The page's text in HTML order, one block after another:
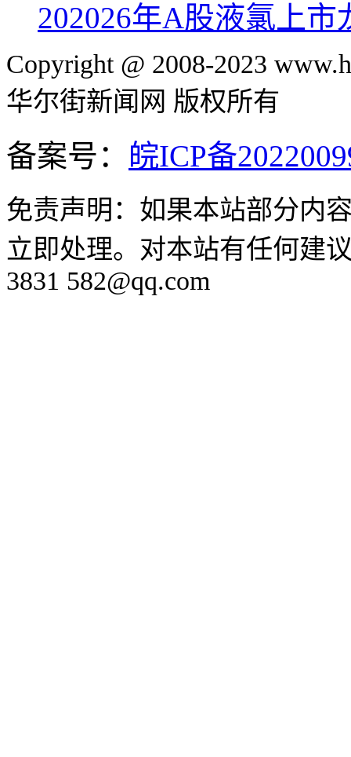
202026年A股液氯上
Copyright @ 2008-2023
华尔街新闻网 版权所有
备案号： 皖ICP备
免责声明：如果本站部分内
立即处理。对本站有任何建
3831 582@qq.com